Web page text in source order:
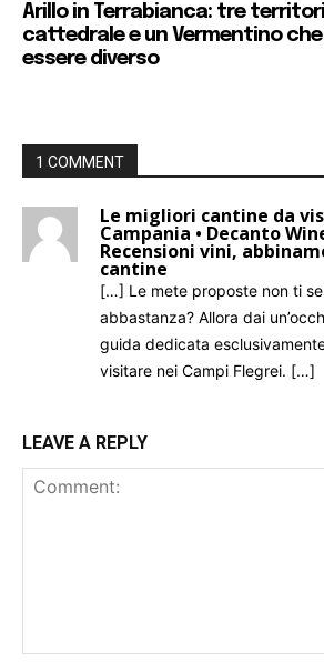
Arillo in Terrabianca: tre
cattedrale e un Vermentino
essere diverso
1 COMMENT
Le migliori cantine da
Campania • Decanto
Recensioni vini,
cantine
[…] Le mete proposte non ti
abbastanza? Allora dai
guida dedicata
visitare nei Campi Flegrei. […]
LEAVE A REPLY